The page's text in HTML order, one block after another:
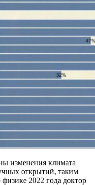
изменения климата
открытий, таким
2022 года доктор